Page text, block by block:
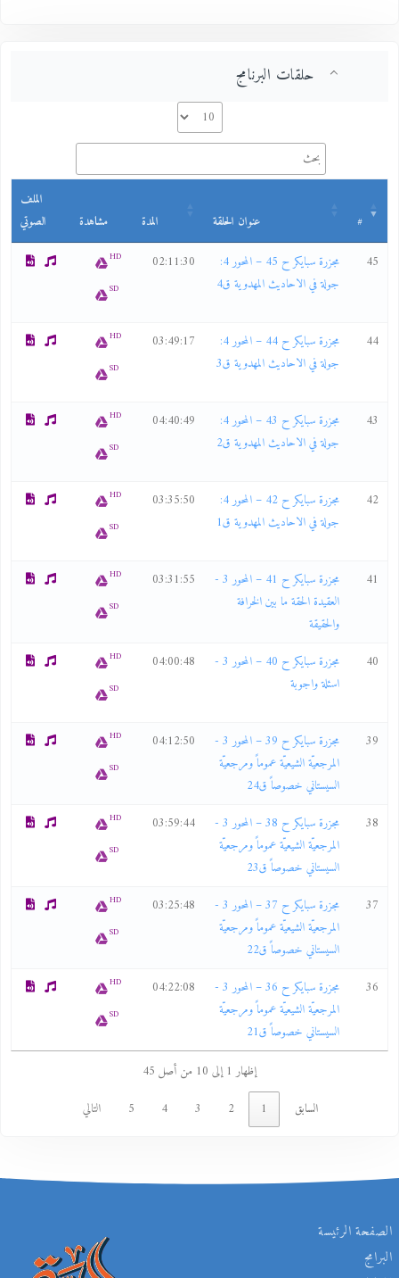
حلقات البرنامج
عنوان الحلقة المدة مشاهدة
الملف
الصوتي
45
مجزرة سبايكر ح 45 – المحور 4:
جولة في الاحاديث المهدوية ق4
02:11:30
HD
SD
44
مجزرة سبايكر ح 44 – المحور 4:
جولة في الاحاديث المهدوية ق3
03:49:17
HD
SD
43
مجزرة سبايكر ح 43 – المحور 4:
جولة في الاحاديث المهدوية ق2
04:40:49
HD
SD
42
مجزرة سبايكر ح 42 – المحور 4:
جولة في الاحاديث المهدوية ق1
03:35:50
HD
SD
41
مجزرة سبايكر ح 41 – المحور 3 -
العقيدة الحقة ما بين الخرافة
والحقيقة
03:31:55
HD
SD
40
مجزرة سبايكر ح 40 – المحور 3 -
اسئلة واجوبة
04:00:48
HD
SD
39
مجزرة سبايكر ح 39 – المحور 3 -
المرجعيّة الشيعيّة عموماً ومرجعيّة
السيستاني خصوصاً ق24
04:12:50
HD
SD
38
مجزرة سبايكر ح 38 – المحور 3 -
المرجعيّة الشيعيّة عموماً ومرجعيّة
السيستاني خصوصاً ق23
03:59:44
HD
SD
37
مجزرة سبايكر ح 37 – المحور 3 -
المرجعيّة الشيعيّة عموماً ومرجعيّة
السيستاني خصوصاً ق22
03:25:48
HD
SD
36
مجزرة سبايكر ح 36 – المحور 3 -
المرجعيّة الشيعيّة عموماً ومرجعيّة
السيستاني خصوصاً ق21
04:22:08
HD
SD
إظهار 1 إلى 10 من أصل 45
السابق
2 التالي
الصفحة الرئيسة
البرامج